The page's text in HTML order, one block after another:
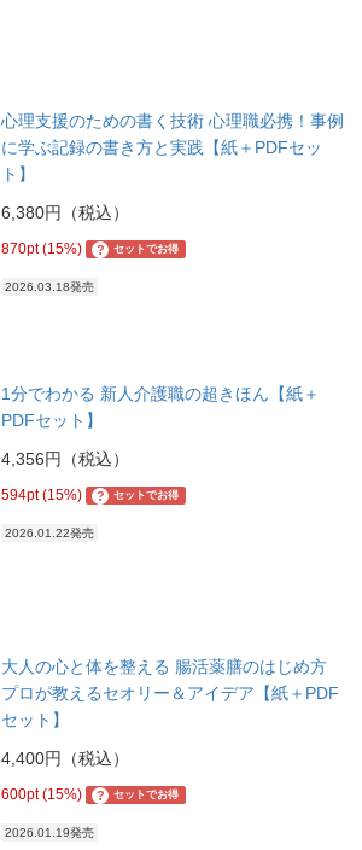
心理支援のための書く技術 心理職必携！事例
に学ぶ記録の書き方と実践【紙＋PDFセッ
ト】
6,380円（税込）
870pt (15%) ? セットでお得
2026.03.18発売
1分でわかる 新人介護職の超きほん【紙＋
PDFセット】
4,356円（税込）
594pt (15%) ? セットでお得
2026.01.22発売
大人の心と体を整える 腸活薬膳のはじめ方
プロが教えるセオリー＆アイデア【紙＋PDF
セット】
4,400円（税込）
600pt (15%) ? セットでお得
2026.01.19発売